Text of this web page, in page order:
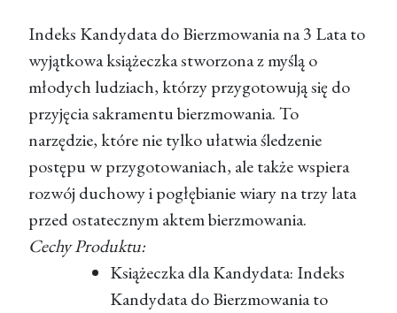
Indeks Kandydata do Bierzmowania na 3 Lata to
wyjątkowa książeczka stworzona z myślą o
młodych ludziach, którzy przygotowują się do
przyjęcia sakramentu bierzmowania. To
narzędzie, które nie tylko ułatwia śledzenie
postępu w przygotowaniach, ale także wspiera
rozwój duchowy i pogłębianie wiary na trzy lata
przed ostatecznym aktem bierzmowania.
Cechy Produktu:
Książeczka dla Kandydata: Indeks
Kandydata do Bierzmowania to